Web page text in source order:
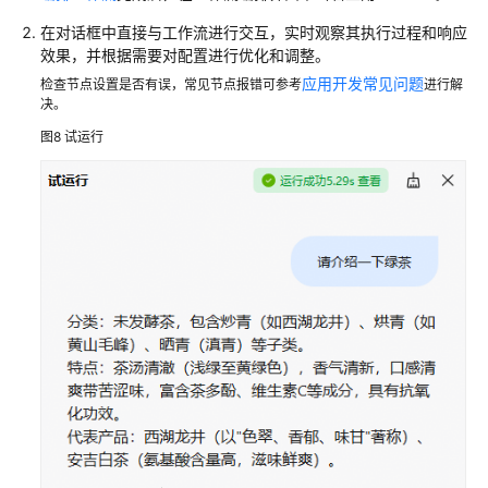
在对话框中直接与工作流进行交互，实时观察其执行过程和响应
效果，并根据需要对配置进行优化和调整。
检查节点设置是否有误，常见节点报错可参考应用开发常见问题进行解
决。
图8 试运行